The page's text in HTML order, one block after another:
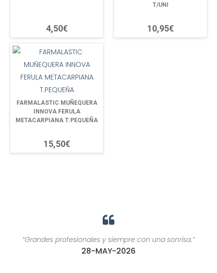
4,50€
T/UNI
10,95€
FARMALASTIC MUÑEQUERA
INNOVA FERULA
METACARPIANA T.PEQUEÑA
15,50€
“Grandes profesionales y siempre con una sonrisa.”
28-MAY-2026